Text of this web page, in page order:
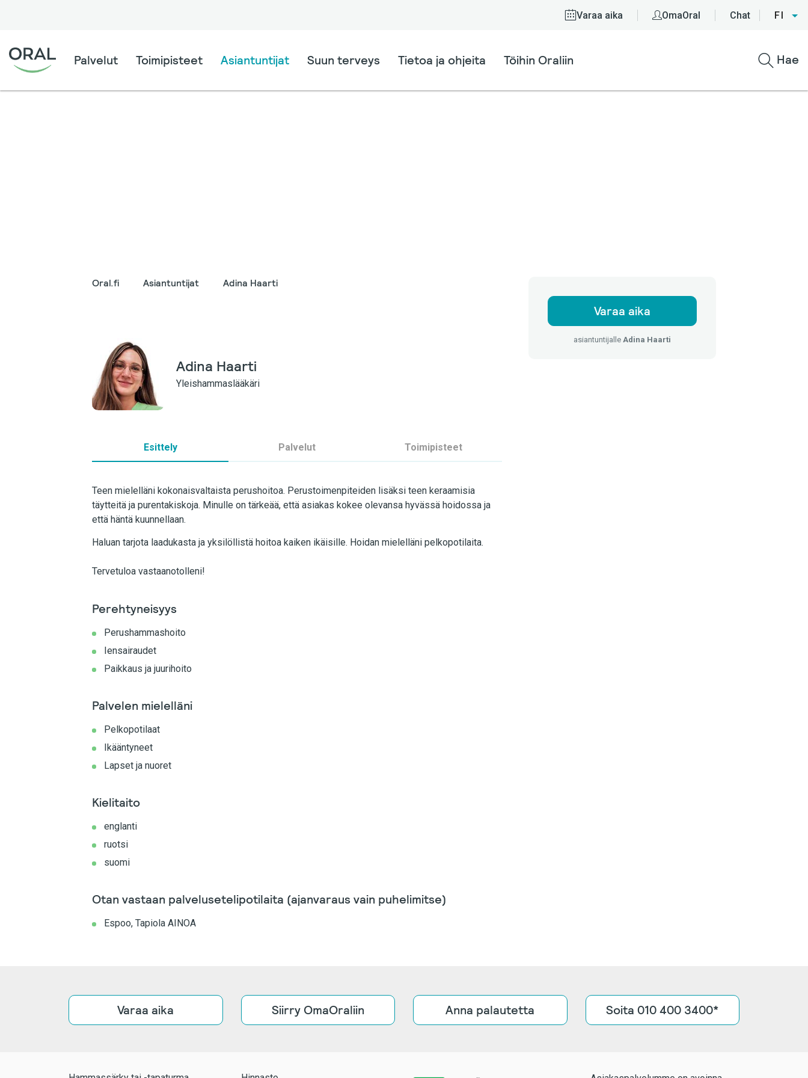
Varaa aika OmaOral Chat FI
Palvelut Toimipisteet Asiantuntijat Suun terveys Tietoa ja ohjeita Töihin Oraliin Hae
Varaa aika
asiantuntijalle Adina Haarti
Oral.fi Asiantuntijat Adina Haarti
Adina Haarti
Yleishammaslääkäri
Esittely Palvelut Toimipisteet
Teen mielelläni kokonaisvaltaista perushoitoa. Perustoimenpiteiden lisäksi teen keraamisia
täytteitä ja purentakiskoja. Minulle on tärkeää, että asiakas kokee olevansa hyvässä hoidossa ja
että häntä kuunnellaan.
Haluan tarjota laadukasta ja yksilöllistä hoitoa kaiken ikäisille. Hoidan mielelläni pelkopotilaita.
Tervetuloa vastaanotolleni!
Perehtyneisyys
Perushammashoito
Iensairaudet
Paikkaus ja juurihoito
Palvelen mielelläni
Pelkopotilaat
Ikääntyneet
Lapset ja nuoret
Kielitaito
englanti
ruotsi
suomi
Otan vastaan palvelusetelipotilaita (ajanvaraus vain puhelimitse)
Espoo, Tapiola AINOA
Varaa aika Siirry OmaOraliin Anna palautetta Soita 010 400 3400*